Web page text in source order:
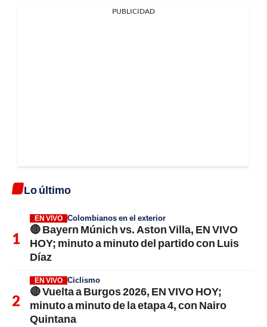
PUBLICIDAD
Lo último
EN VIVO Colombianos en el exterior
🔴 Bayern Múnich vs. Aston Villa, EN VIVO
HOY; minuto a minuto del partido con Luis
Díaz
EN VIVO Ciclismo
🔴 Vuelta a Burgos 2026, EN VIVO HOY;
minuto a minuto de la etapa 4, con Nairo
Quintana